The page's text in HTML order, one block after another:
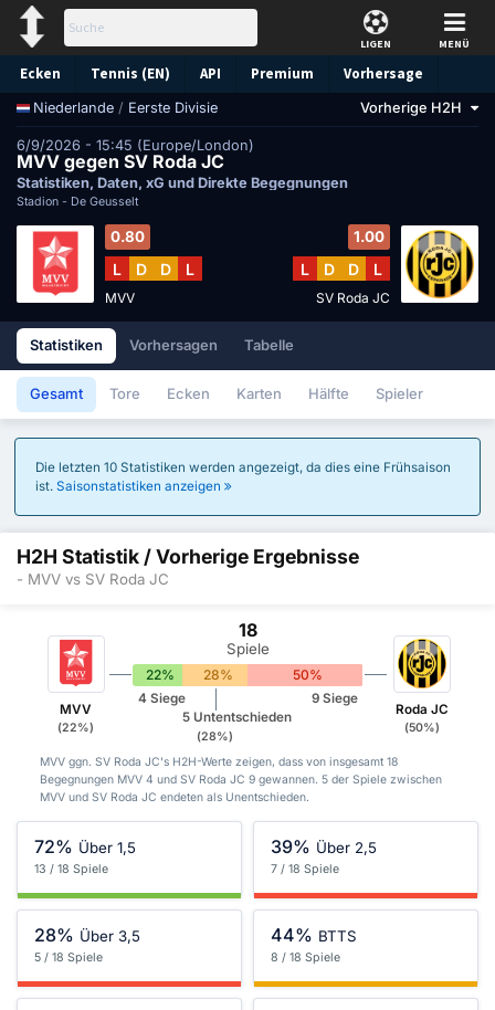
LIGEN MENÜ
Ecken Tennis (EN) API Premium Vorhersage
Niederlande / Eerste Divisie Vorherige H2H
6/9/2026 - 15:45 (Europe/London)
MVV gegen SV Roda JC
Statistiken, Daten, xG und Direkte Begegnungen
Stadion - De Geusselt
0.80
L D D L
MVV
1.00
L D D L
SV Roda JC
Statistiken Vorhersagen Tabelle
Gesamt Tore Ecken Karten Hälfte Spieler
Die letzten 10 Statistiken werden angezeigt, da dies eine Frühsaison
ist. Saisonstatistiken anzeigen
H2H Statistik / Vorherige Ergebnisse
- MVV vs SV Roda JC
MVV
(22%)
18
Spiele
22% 28% 50%
4 Siege
5 Untentschieden
(28%)
9 Siege
Roda JC
(50%)
MVV ggn. SV Roda JC's H2H-Werte zeigen, dass von insgesamt 18
Begegnungen MVV 4 und SV Roda JC 9 gewannen. 5 der Spiele zwischen
MVV und SV Roda JC endeten als Unentschieden.
72% Über 1,5
13 / 18 Spiele
39% Über 2,5
7 / 18 Spiele
28% Über 3,5
5 / 18 Spiele
44% BTTS
8 / 18 Spiele